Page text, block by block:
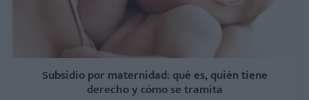
Subsidio por maternidad: qué es, quién tiene
derecho y cómo se tramita